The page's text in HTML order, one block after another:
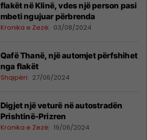
flakët në Klinë, vdes një person pasi
mbeti ngujuar përbrenda
Kronika e Zezë 03/08/2024
Qafë Thanë, një automjet përfshihet
nga flakët
Shqipëri 27/06/2024
Digjet një veturë në autostradën
Prishtinë-Prizren
Kronika e Zezë 19/06/2024